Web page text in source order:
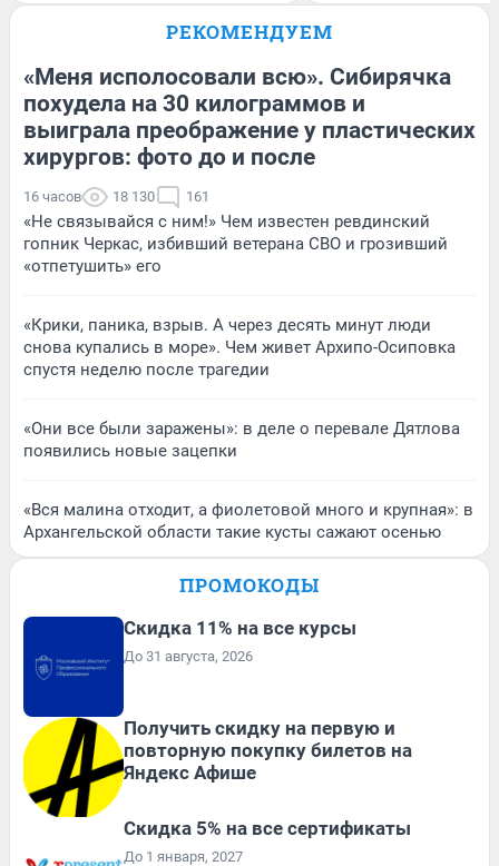
РЕКОМЕНДУЕМ
«Меня исполосовали всю». Сибирячка
похудела на 30 килограммов и
выиграла преображение у пластических
хирургов: фото до и после
16 часов 18 130 161
«Не связывайся с ним!» Чем известен ревдинский
гопник Черкас, избивший ветерана СВО и грозивший
«отпетушить» его
«Крики, паника, взрыв. А через десять минут люди
снова купались в море». Чем живет Архипо-Осиповка
спустя неделю после трагедии
«Они все были заражены»: в деле о перевале Дятлова
появились новые зацепки
«Вся малина отходит, а фиолетовой много и крупная»: в
Архангельской области такие кусты сажают осенью
ПРОМОКОДЫ
Скидка 11% на все курсы
До 31 августа, 2026
Получить скидку на первую и
повторную покупку билетов на
Яндекс Афише
Скидка 5% на все сертификаты
До 1 января, 2027